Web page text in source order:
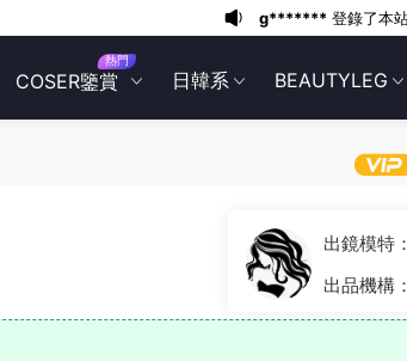
COSER鑒賞
熱門
日韓系 BEAUTYLEG
6*******
6*******
6*******
6*******
6*******
g*******
出鏡模特：
出品機構：